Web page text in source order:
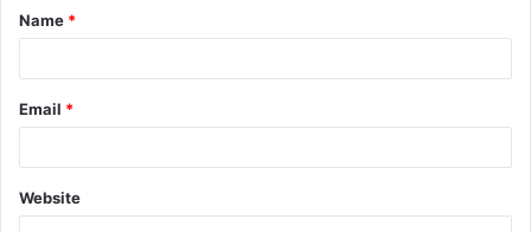
Name *
Email *
Website